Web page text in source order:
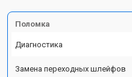
Поломка
Диагностика
Замена переходных шлейфов